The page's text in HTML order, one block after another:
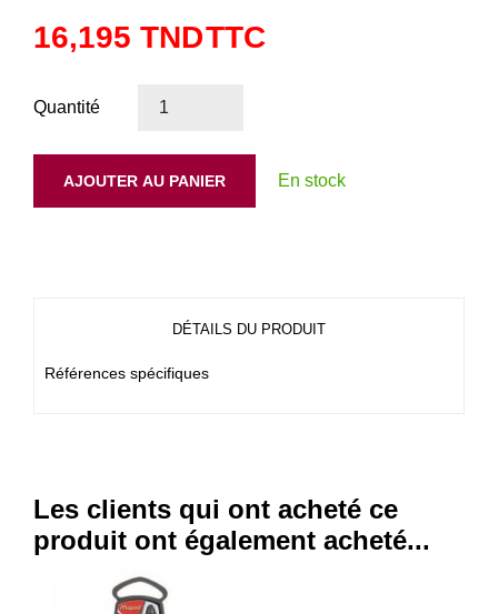
16,195 TNDTTC
Quantité
AJOUTER AU PANIER En stock
DÉTAILS DU PRODUIT
Références spécifiques
Les clients qui ont acheté ce
produit ont également acheté...